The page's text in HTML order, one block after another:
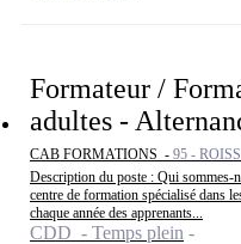
Formateur /
adultes -
CAB FORMATIONS - 95 -
Description du poste : Qui
centre de formation spécialisé dans
chaque année des apprenants...
CDD - Temps plein